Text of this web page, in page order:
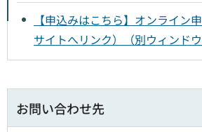
【申込みはこちら】オンライン
サイトへリンク）（別ウィンドウ
お問い合わせ先